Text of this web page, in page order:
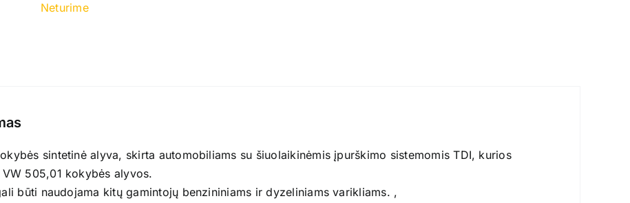
Neturime
sintetinė alyva, skirta automobiliams su šiuolaikinėmis įpurškimo sistemomis TDI, kurios
505,01 kokybės alyvos.
būti naudojama kitų gamintojų benzininiams ir dyzeliniams varikliams. ,